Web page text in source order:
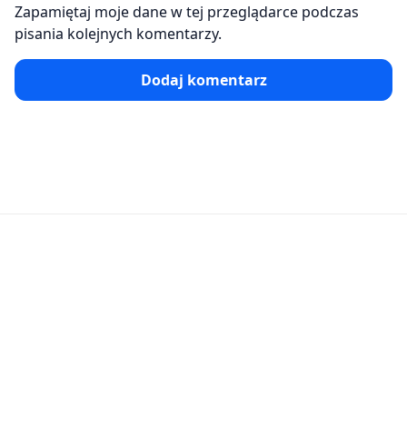
Zapamiętaj moje dane w tej przeglądarce podczas
pisania kolejnych komentarzy.
Dodaj komentarz